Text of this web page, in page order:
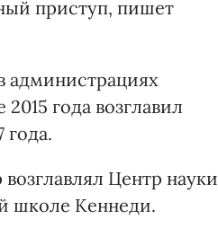
приступ, пишет
2015 года возглавил
года.
Центр науки
школе Кеннеди.